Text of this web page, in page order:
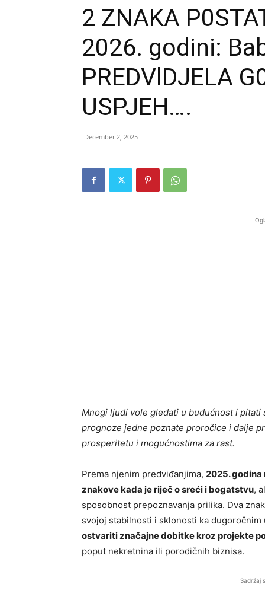
2 ZNAKA
2026. godini:
PREDVlDJELA
USPJEH….
December 2, 2025
Mnogi ljudi vole gledati u budućnost i pitati
prognoze jedne poznate proročice i dalje
prosperitetu i mogućnostima za rast.
Prema njenim predviđanjima, 2025.
znakove kada je riječ o sreći i bogatstvu,
sposobnost prepoznavanja prilika. Dva
svojoj stabilnosti i sklonosti ka dugoročnim
ostvariti značajne dobitke kroz projekte
poput nekretnina ili porodičnih biznisa.
Sadržaj